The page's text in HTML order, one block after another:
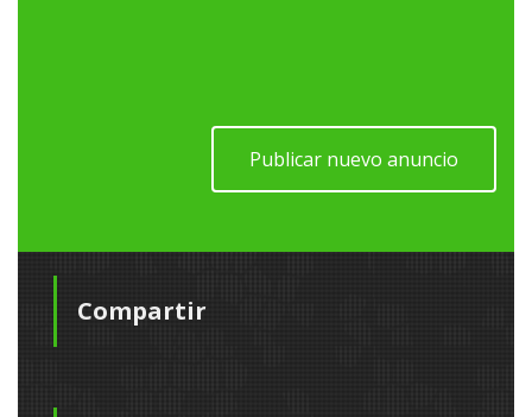
Publicar nuevo anuncio
Compartir